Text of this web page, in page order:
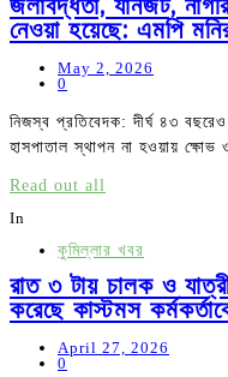
জলাবদ্ধতা, যানজট,
নেওয়া হয়েছে: এমপি
May 2, 2026
0
নিজস্ব প্রতিবেদক: দীর্ঘ ৪৩
হাসপাতাল স্থাপন না হওয়ায় ক্ষোভ
Read out all
In
কুমিল্লার খবর
রাত ৩ টায় চালক ও
করেছে কাস্টমস
April 27, 2026
0